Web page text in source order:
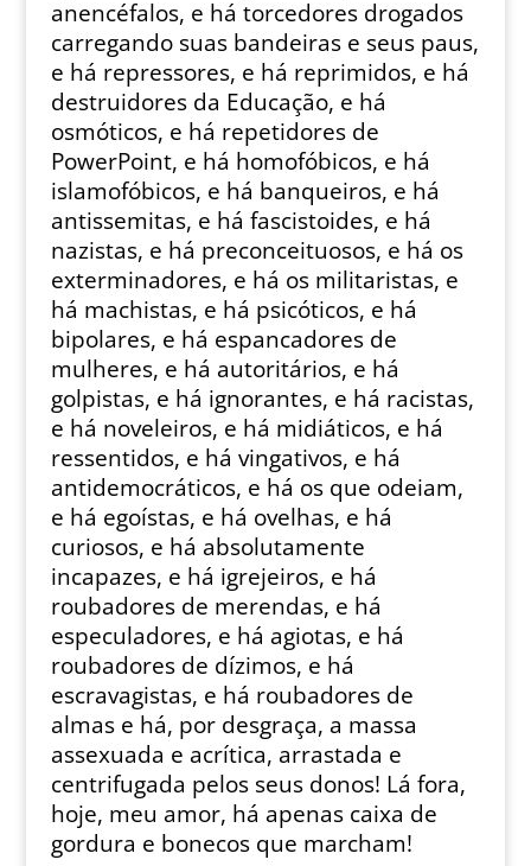
anencéfalos, e há torcedores drogados
carregando suas bandeiras e seus paus,
e há repressores, e há reprimidos, e há
destruidores da Educação, e há
osmóticos, e há repetidores de
PowerPoint, e há homofóbicos, e há
islamofóbicos, e há banqueiros, e há
antissemitas, e há fascistoides, e há
nazistas, e há preconceituosos, e há os
exterminadores, e há os militaristas, e
há machistas, e há psicóticos, e há
bipolares, e há espancadores de
mulheres, e há autoritários, e há
golpistas, e há ignorantes, e há racistas,
e há noveleiros, e há midiáticos, e há
ressentidos, e há vingativos, e há
antidemocráticos, e há os que odeiam,
e há egoístas, e há ovelhas, e há
curiosos, e há absolutamente
incapazes, e há igrejeiros, e há
roubadores de merendas, e há
especuladores, e há agiotas, e há
roubadores de dízimos, e há
escravagistas, e há roubadores de
almas e há, por desgraça, a massa
assexuada e acrítica, arrastada e
centrifugada pelos seus donos! Lá fora,
hoje, meu amor, há apenas caixa de
gordura e bonecos que marcham!